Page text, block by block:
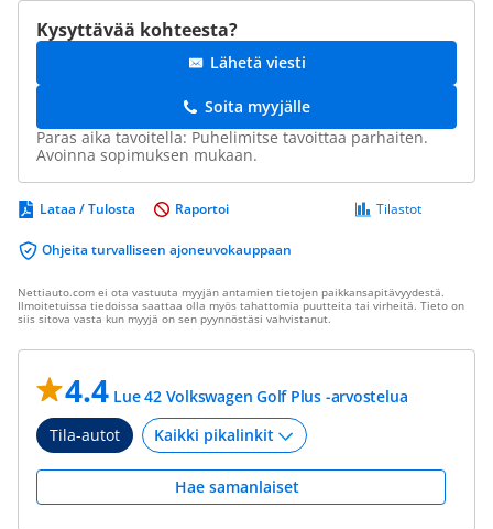
Kysyttävää kohteesta?
Lähetä viesti
Soita myyjälle
Paras aika tavoitella: Puhelimitse tavoittaa parhaiten.
Avoinna sopimuksen mukaan.
Lataa / Tulosta
Ohjeita turvalliseen ajoneuvokauppaan
Tilastot
Raportoi
Nettiauto.com ei ota vastuuta myyjän antamien tietojen paikkansapitävyydestä.
Ilmoitetuissa tiedoissa saattaa olla myös tahattomia puutteita tai virheitä. Tieto on
siis sitova vasta kun myyjä on sen pyynnöstäsi vahvistanut.
4.4 Lue 42 Volkswagen Golf Plus -arvostelua
Tila-autot
Hae samanlaiset